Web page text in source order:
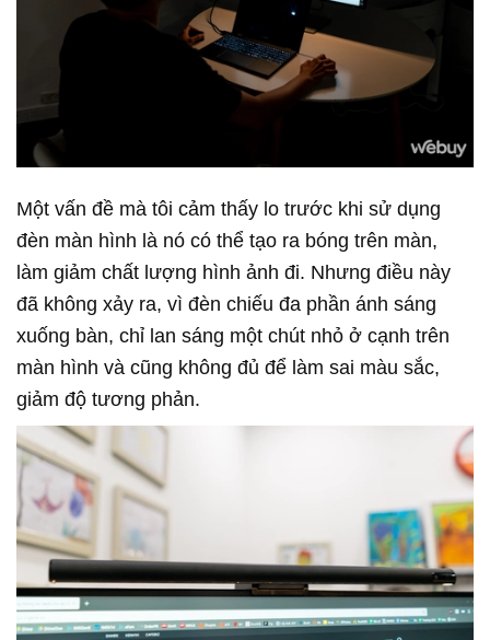
Một vấn đề mà tôi cảm thấy lo trước khi sử dụng
đèn màn hình là nó có thể tạo ra bóng trên màn,
làm giảm chất lượng hình ảnh đi. Nhưng điều này
đã không xảy ra, vì đèn chiếu đa phần ánh sáng
xuống bàn, chỉ lan sáng một chút nhỏ ở cạnh trên
màn hình và cũng không đủ để làm sai màu sắc,
giảm độ tương phản.